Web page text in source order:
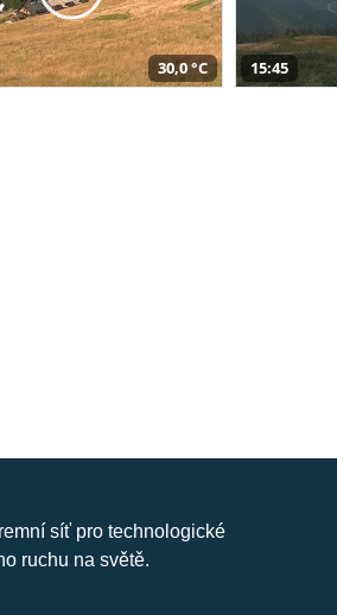
30,0 °C 15:45
síť pro technologické
ruchu na světě.